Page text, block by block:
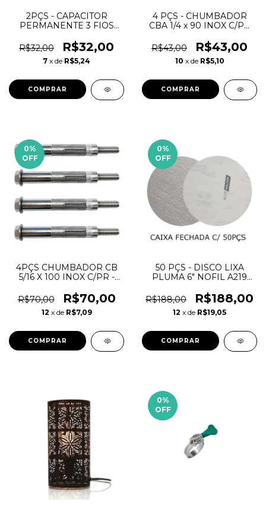
2PÇS - CAPACITOR
PERMANENTE 3 FIOS
VENTILADOR
R$32,00 R$32,00
7 x de R$5,24
4 PÇS - CHUMBADOR
CBA 1/4 x 90 INOX C/PR
R$43,00
R$43,00
10 x de R$5,10
0%
OFF
4PÇS CHUMBADOR CB
5/16 X 100 INOX C/PR -
R$70,00
R$70,00
12 x de R$7,09
0%
OFF
50 PÇS - DISCO LIXA
PLUMA 6" NOFIL A219
R$188,00
R$188,00
12 x de R$19,05
0%
OFF